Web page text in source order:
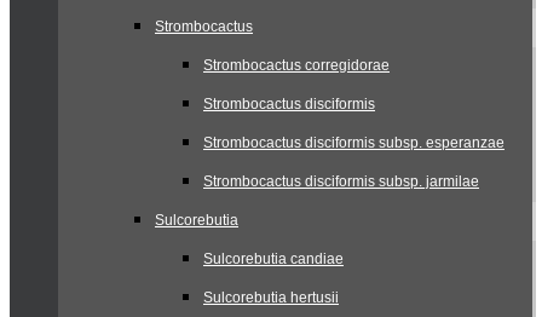
Strombocactus
Strombocactus corregidorae
Strombocactus disciformis
Strombocactus disciformis subsp. esperanzae
Strombocactus disciformis subsp. jarmilae
Sulcorebutia
Sulcorebutia candiae
Sulcorebutia hertusii